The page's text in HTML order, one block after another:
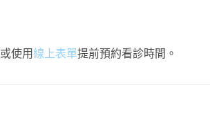
或使用線上表單提前預約看診時間。